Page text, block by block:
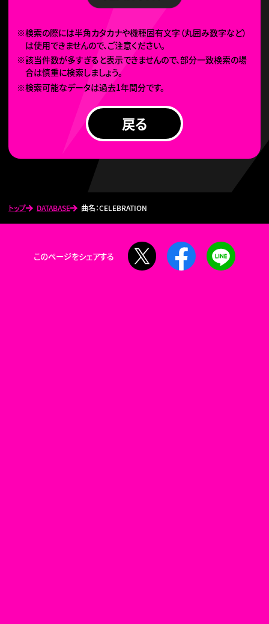
トップ DATABASE 曲名：CELEBRATION
※検索の際には半角カタカナや機種固有文字（丸囲み数字など）
は使用できませんので、ご注意ください。
※該当件数が多すぎると表示できませんので、部分一致検索の場
合は慎重に検索しましょう。
※検索可能なデータは過去1年間分です。
戻る
このページをシェアする
Facebook